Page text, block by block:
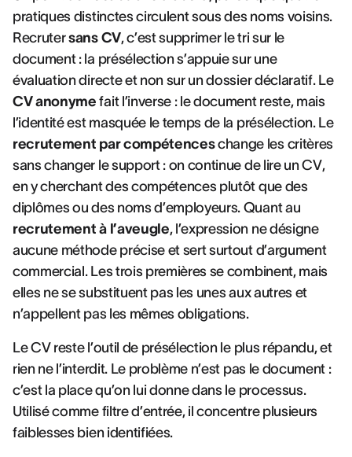
pratiques distinctes circulent sous des noms voisins.
Recrutersans CV, c’est supprimer le tri sur le
document : la présélection s’appuie sur une
évaluation directe et non sur un dossier déclaratif. Le
CV anonyme fait l’inverse : le document reste, mais
l’identité est masquée le temps de la présélection. Le
recrutement par compétenceschange les critères
sans changer le support : on continue de lire un CV,
en y cherchant des compétences plutôt que des
diplômes ou des noms d’employeurs. Quant au
recrutement à l’aveugle, l’expression ne désigne
aucune méthode précise et sert surtout d’argument
commercial. Les trois premières se combinent, mais
elles ne se substituent pas les unes aux autres et
n’appellent pas les mêmes obligations.
Le CV reste l’outil de présélection le plus répandu, et
rien ne l’interdit. Le problème n’est pas le document :
c’est la place qu’on lui donne dans le processus.
Utilisé comme filtre d’entrée, il concentre plusieurs
faiblesses bien identifiées.